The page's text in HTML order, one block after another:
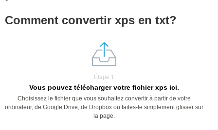
Comment convertir xps en txt?
Étape 1
Vous pouvez télécharger votre fichier xps ici.
Choisissez le fichier que vous souhaitez convertir à partir de votre
ordinateur, de Google Drive, de Dropbox ou faites-le simplement glisser sur
la page.